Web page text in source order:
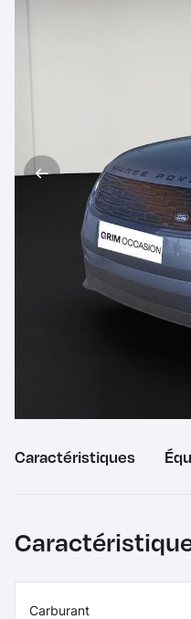
Caractéristiques
Carburant